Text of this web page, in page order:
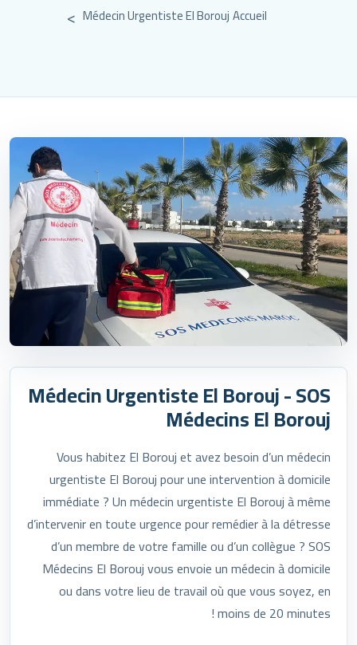
Accueil
Médecin Urgentiste El Borouj
Médecin Urgentiste El Borouj - SOS
Médecins El Borouj
Vous habitez El Borouj et avez besoin d’un médecin
urgentiste El Borouj pour une intervention à domicile
immédiate ? Un médecin urgentiste El Borouj à même
d’intervenir en toute urgence pour remédier à la détresse
d’un membre de votre famille ou d’un collègue ? SOS
Médecins El Borouj vous envoie un médecin à domicile
ou dans votre lieu de travail où que vous soyez, en
moins de 20 minutes !